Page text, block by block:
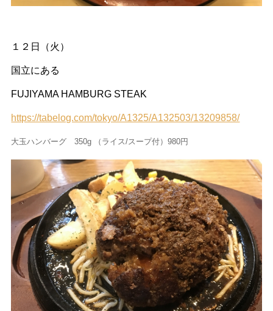
１２日（火）
国立にある
FUJIYAMA HAMBURG STEAK
https://tabelog.com/tokyo/A1325/A132503/13209858/
大玉ハンバーグ 350g （ライス/スープ付）980円